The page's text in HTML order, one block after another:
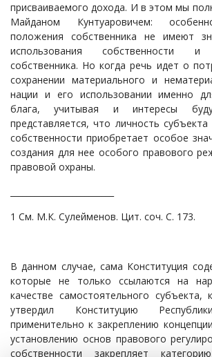
присваиваемого дохода. И в этом мы
Майданом Кунтуаровичем:
положения собственника не имеют
использования собственности
собственника. Но когда речь идет о
сохранении материального и
нации и его использовании именно
блага, учитывая и интересы
представляется, что личность
собственности приобретает особое
создания для нее особого правового
правовой охраны.
1 См. М.К. Сулейменов. Цит. соч. С. 173.
В данном случае, сама Конституция
которые не только ссылаются на
качестве самостоятельного субъекта,
утвердил Конституцию
применительно к закреплению
установлению основ правового
собственности закрепляет